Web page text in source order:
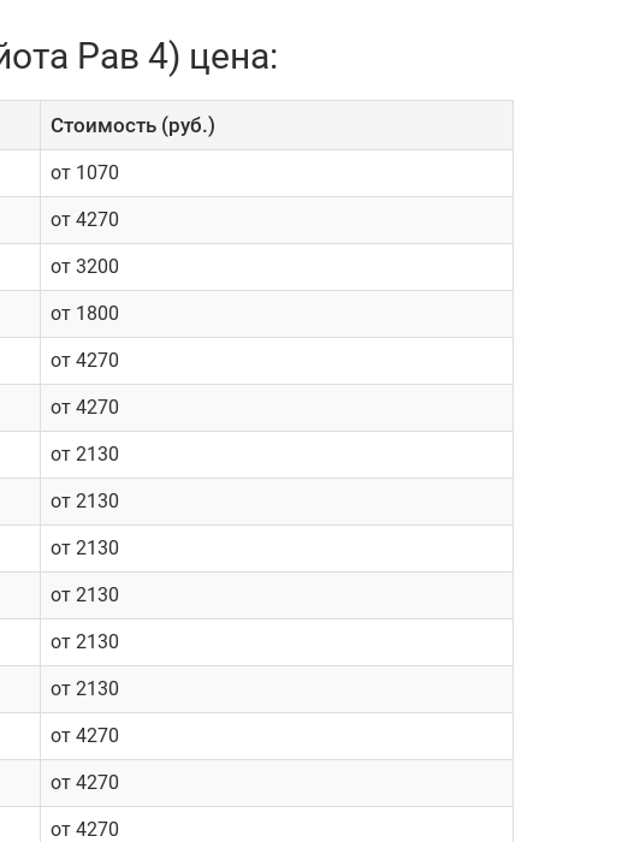
Рав 4) цена:
Cтоимость (руб.)
от 1070
от 4270
от 3200
от 1800
от 4270
от 4270
от 2130
от 2130
от 2130
от 2130
от 2130
от 2130
от 4270
от 4270
от 4270